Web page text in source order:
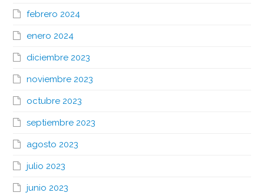
febrero 2024
enero 2024
diciembre 2023
noviembre 2023
octubre 2023
septiembre 2023
agosto 2023
julio 2023
junio 2023